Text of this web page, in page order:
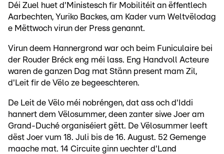
Déi Zuel huet d'Ministesch fir Mobilitéit an ëffentlech
Aarbechten, Yuriko Backes, am Kader vum Weltvëlodag
e Mëttwoch virun der Press genannt.
Virun deem Hannergrond war och beim Funiculaire bei
der Rouder Bréck eng méi lass. Eng Handvoll Acteure
waren de ganzen Dag mat Stänn present mam Zil,
d'Leit fir de Vëlo ze begeeschteren.
De Leit de Vëlo méi nobréngen, dat ass och d'Iddi
hannert dem Vëlosummer, deen zanter siwe Joer am
Grand-Duché organiséiert gëtt. De Vëlosummer leeft
dëst Joer vum 18. Juli bis de 16. August. 52 Gemenge
maache mat. 14 Circuite ginn uechter d'Land